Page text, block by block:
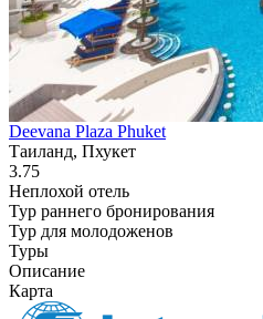
Deevana Plaza Phuket
Таиланд, Пхукет
3.75
Неплохой отель
Тур раннего бронирования
Тур для молодоженов
Туры
Описание
Карта